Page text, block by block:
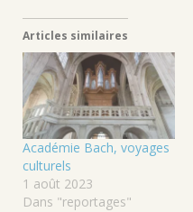
Articles similaires
Académie Bach, voyages
culturels
1 août 2023
Dans "reportages"